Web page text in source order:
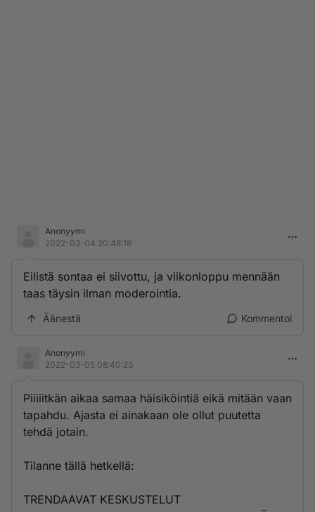
Anonyymi
2022-03-04 20:48:18
Eilistä sontaa ei siivottu, ja viikonloppu mennään
taas täysin ilman moderointia.
Äänestä Kommentoi
Anonyymi
2022-03-05 08:40:23
Piiiiitkän aikaa samaa häisiköintiä eikä mitään vaan
tapahdu. Ajasta ei ainakaan ole ollut puutetta
tehdä jotain.
Tilanne tällä hetkellä:
TRENDAAVAT KESKUSTELUT